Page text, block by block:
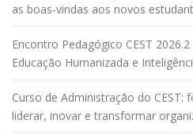
as boas-vindas aos novos
Encontro Pedagógico CEST
Educação Humanizada e
Curso de Administração do CEST:
liderar, inovar e transformar